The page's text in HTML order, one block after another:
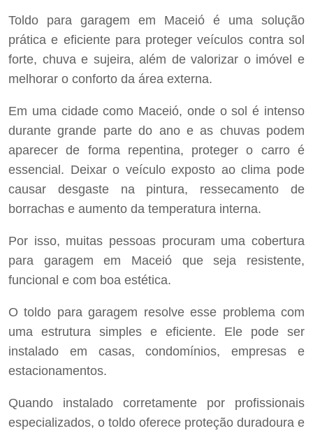
Toldo para garagem em Maceió é uma solução
prática e eficiente para proteger veículos contra sol
forte, chuva e sujeira, além de valorizar o imóvel e
melhorar o conforto da área externa.
Em uma cidade como Maceió, onde o sol é intenso
durante grande parte do ano e as chuvas podem
aparecer de forma repentina, proteger o carro é
essencial. Deixar o veículo exposto ao clima pode
causar desgaste na pintura, ressecamento de
borrachas e aumento da temperatura interna.
Por isso, muitas pessoas procuram uma cobertura
para garagem em Maceió que seja resistente,
funcional e com boa estética.
O toldo para garagem resolve esse problema com
uma estrutura simples e eficiente. Ele pode ser
instalado em casas, condomínios, empresas e
estacionamentos.
Quando instalado corretamente por profissionais
especializados, o toldo oferece proteção duradoura e